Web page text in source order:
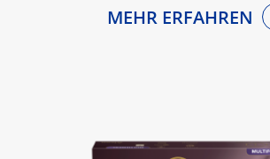
MEHR ERFAHREN